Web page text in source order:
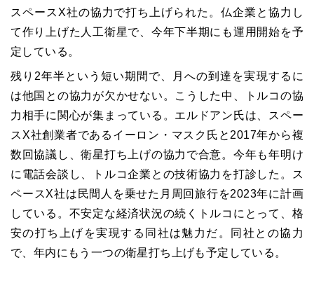
スペースX社の協力で打ち上げられた。仏企業と協力し
て作り上げた人工衛星で、今年下半期にも運用開始を予
定している。
残り2年半という短い期間で、月への到達を実現するに
は他国との協力が欠かせない。こうした中、トルコの協
力相手に関心が集まっている。エルドアン氏は、スペー
スX社創業者であるイーロン・マスク氏と2017年から複
数回協議し、衛星打ち上げの協力で合意。今年も年明け
に電話会談し、トルコ企業との技術協力を打診した。
ス
ペースX社は民間人を乗せた月周回旅行を2023年に計画
している。不安定な経済状況の続くトルコにとって、格
安の打ち上げを実現する同社は魅力だ。同社との協力
で、年内にもう一つの衛星打ち上げも予定している。